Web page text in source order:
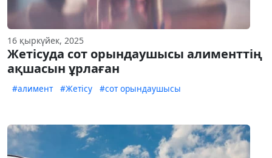
16 қыркүйек, 2025
Жетісуда сот орындаушысы алименттің
ақшасын ұрлаған
#алимент #Жетісу #сот орындаушысы